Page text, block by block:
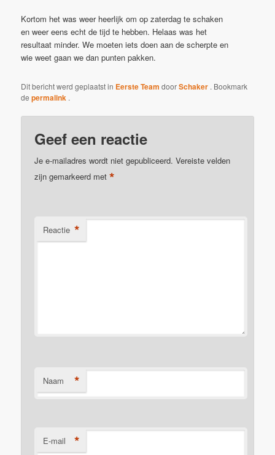
Kortom het was weer heerlijk om op zaterdag te schaken
en weer eens echt de tijd te hebben. Helaas was het
resultaat minder. We moeten iets doen aan de scherpte en
wie weet gaan we dan punten pakken.
Dit bericht werd geplaatst in Eerste Team doorSchaker . Bookmark
depermalink .
Geef een reactie
Je e-mailadres wordt niet gepubliceerd. Vereiste velden
zijn gemarkeerd met*
Reactie *
Naam *
E-mail *